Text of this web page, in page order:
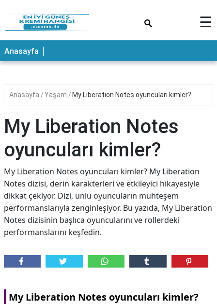
ANASAYFA
☰
Anasayfa
Anasayfa Yaşam My Liberation Notes oyuncuları kimler?
My Liberation Notes
oyuncuları kimler?
My Liberation Notes oyuncuları kimler? My Liberation
Notes dizisi, derin karakterleri ve etkileyici hikayesiyle
dikkat çekiyor. Dizi, ünlü oyuncuların muhteşem
performanslarıyla zenginleşiyor. Bu yazıda, My Liberation
Notes dizisinin başlıca oyuncularını ve rollerdeki
performanslarını keşfedin.
My Liberation Notes oyuncuları kimler?